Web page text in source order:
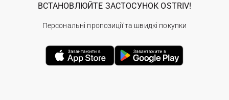
ВСТАНОВЛЮЙТЕ ЗАСТОСУНОК OSTRIV!
Персональні пропозиції та швидкі покупки